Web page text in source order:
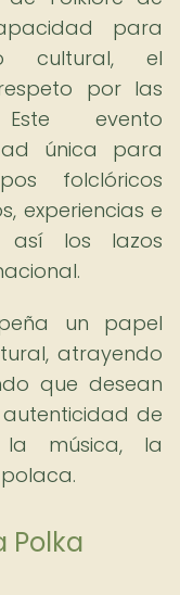
para
cultural, el
por las
evento
única para
folclóricos
experiencias e
así los lazos
un papel
atrayendo
que desean
de
la música, la
Polka